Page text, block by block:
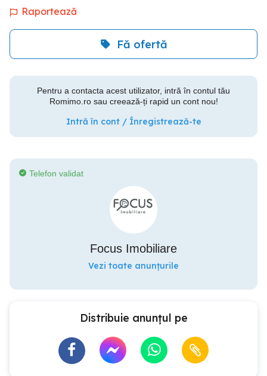
Raportează
Fă ofertă
Pentru a contacta acest utilizator, intră în contul tău
Romimo.ro sau creează-ți rapid un cont nou!
Intră în cont / Înregistrează-te
Telefon validat
Focus Imobiliare
Vezi toate anunțurile
Distribuie anunțul pe